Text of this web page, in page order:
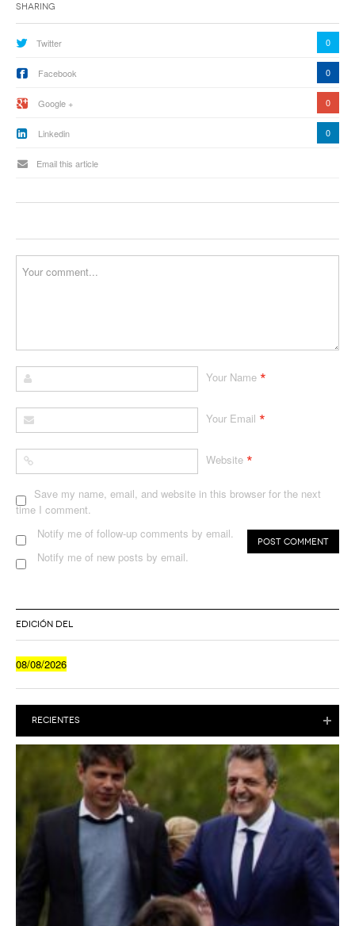
Sharing
Twitter 0
Facebook 0
Google + 0
Linkedin 0
Email this article
Your Name *
Your Email *
Website *
Save my name, email, and website in this browser for the next
time I comment.
Notify me of follow-up comments by email.
Notify me of new posts by email.
EDICIÓN DEL
08/08/2026
RECIENTES